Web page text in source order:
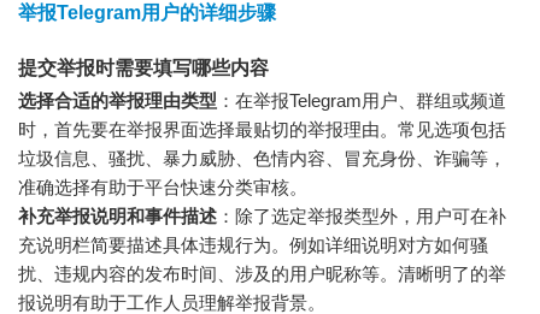
举报Telegram用户的详细步骤
提交举报时需要填写哪些内容
选择合适的举报理由类型 ：在举报Telegram用户、群组或频道
时，首先要在举报界面选择最贴切的举报理由。常见选项包括
垃圾信息、骚扰、暴力威胁、色情内容、冒充身份、诈骗等，
准确选择有助于平台快速分类审核。
补充举报说明和事件描述 ：除了选定举报类型外，用户可在补
充说明栏简要描述具体违规行为。例如详细说明对方如何骚
扰、违规内容的发布时间、涉及的用户昵称等。清晰明了的举
报说明有助于工作人员理解举报背景。